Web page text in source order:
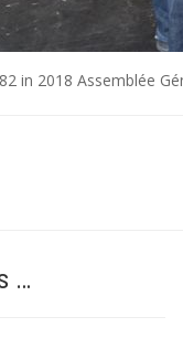
in 2018 Assemblée
…